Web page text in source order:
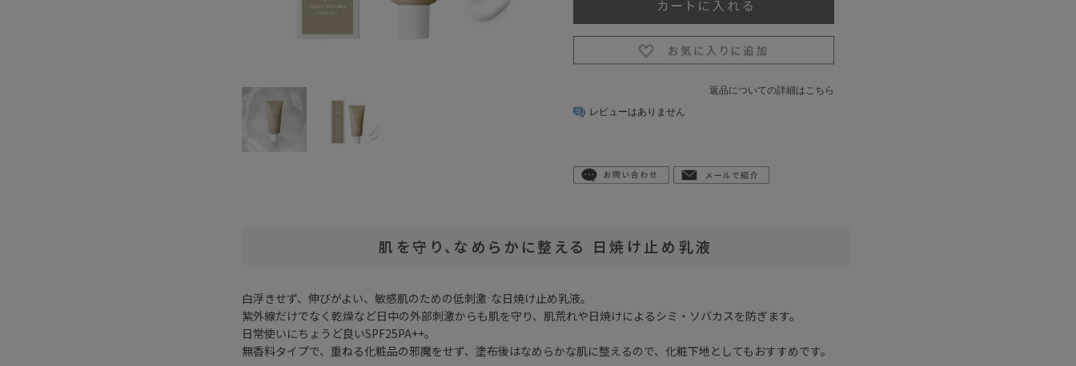
返品についての詳細はこちら
レビューはありません
肌を守り、なめらかに整える 日焼け止め乳液
白浮きせず、伸びがよい、敏感肌のための低刺激* な日焼け止め乳液。
紫外線だけでなく乾燥など日中の外部刺激からも肌を守り、肌荒れや日焼けによるシミ・ソバカスを防ぎます。
日常使いにちょうど良いSPF25PA++。
無香料タイプで、重ねる化粧品の邪魔をせず、塗布後はなめらかな肌に整えるので、化粧下地としてもおすすめです。